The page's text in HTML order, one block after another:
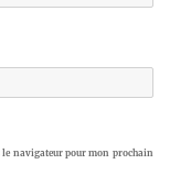
navigateur pour mon prochain